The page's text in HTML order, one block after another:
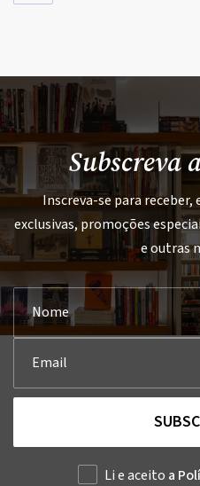
Subscreva
Inscreva-se para
exclusivas, promoções
e outras
Li e aceito a